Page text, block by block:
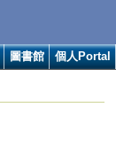
圖書館 個人Portal